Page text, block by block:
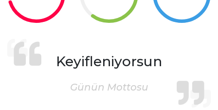
Keyifleniyorsun
Günün Mottosu